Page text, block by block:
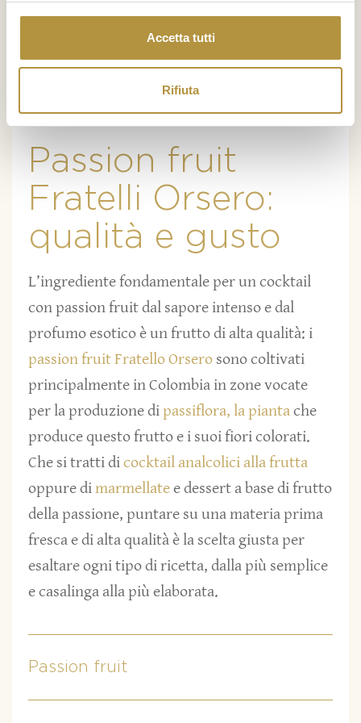
Accetta tutti
Rifiuta
Passion fruit
Fratelli Orsero:
qualità e gusto
L’ingrediente fondamentale per un cocktail
con passion fruit dal sapore intenso e dal
profumo esotico è un frutto di alta qualità: i
passion fruit Fratello Orsero sono coltivati
principalmente in Colombia in zone vocate
per la produzione dipassiflora, la piantache
produce questo frutto e i suoi fiori colorati.
Che si tratti dicocktail analcolici alla frutta
oppure dimarmellatee dessert a base di frutto
della passione, puntare su una materia prima
fresca e di alta qualità è la scelta giusta per
esaltare ogni tipo di ricetta, dalla più semplice
e casalinga alla più elaborata.
Passion fruit